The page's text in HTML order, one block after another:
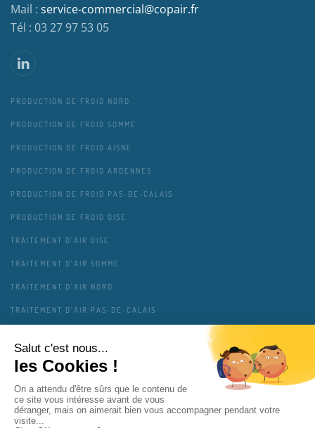
Mail : service-commercial@copair.fr
Tél : 03 27 97 53 05
PRODUCTION DE FROID NORD
PRODUCTION DE FROID SOMME
PRODUCTION DE FROID AISNE
PRODUCTION DE FROID ARDENNES
PRODUCTION DE FROID PAS-DE-CALAIS
PRODUCTION DE FROID OISE
TRAITEMENT D'AIR OISE
TRAITEMENT D'AIR SOMME
TRAITEMENT D'AIR NORD
TRAITEMENT D'AIR PAS-DE-CALAIS